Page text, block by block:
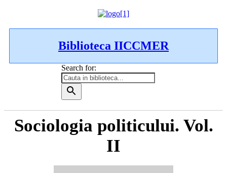
Biblioteca IICCMER
Search for:
Sociologia politicului. Vol.
II